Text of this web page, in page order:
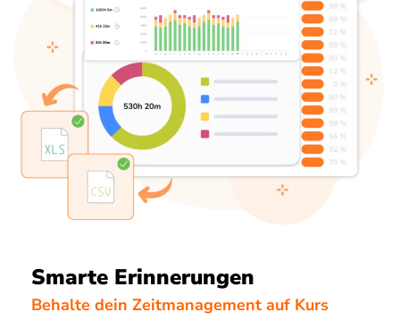
Smarte Erinnerungen
Behalte dein Zeitmanagement auf Kurs